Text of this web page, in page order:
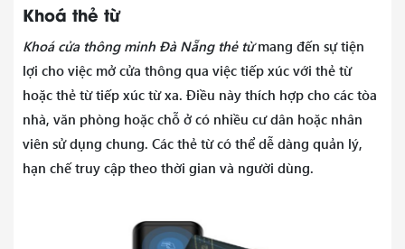
Khoá thẻ từ
Khoá cửa thông minh Đà Nẵng thẻ từmang đến sự tiện
lợi cho việc mở cửa thông qua việc tiếp xúc với thẻ từ
hoặc thẻ từ tiếp xúc từ xa. Điều này thích hợp cho các tòa
nhà, văn phòng hoặc chỗ ở có nhiều cư dân hoặc nhân
viên sử dụng chung. Các thẻ từ có thể dễ dàng quản lý,
hạn chế truy cập theo thời gian và người dùng.